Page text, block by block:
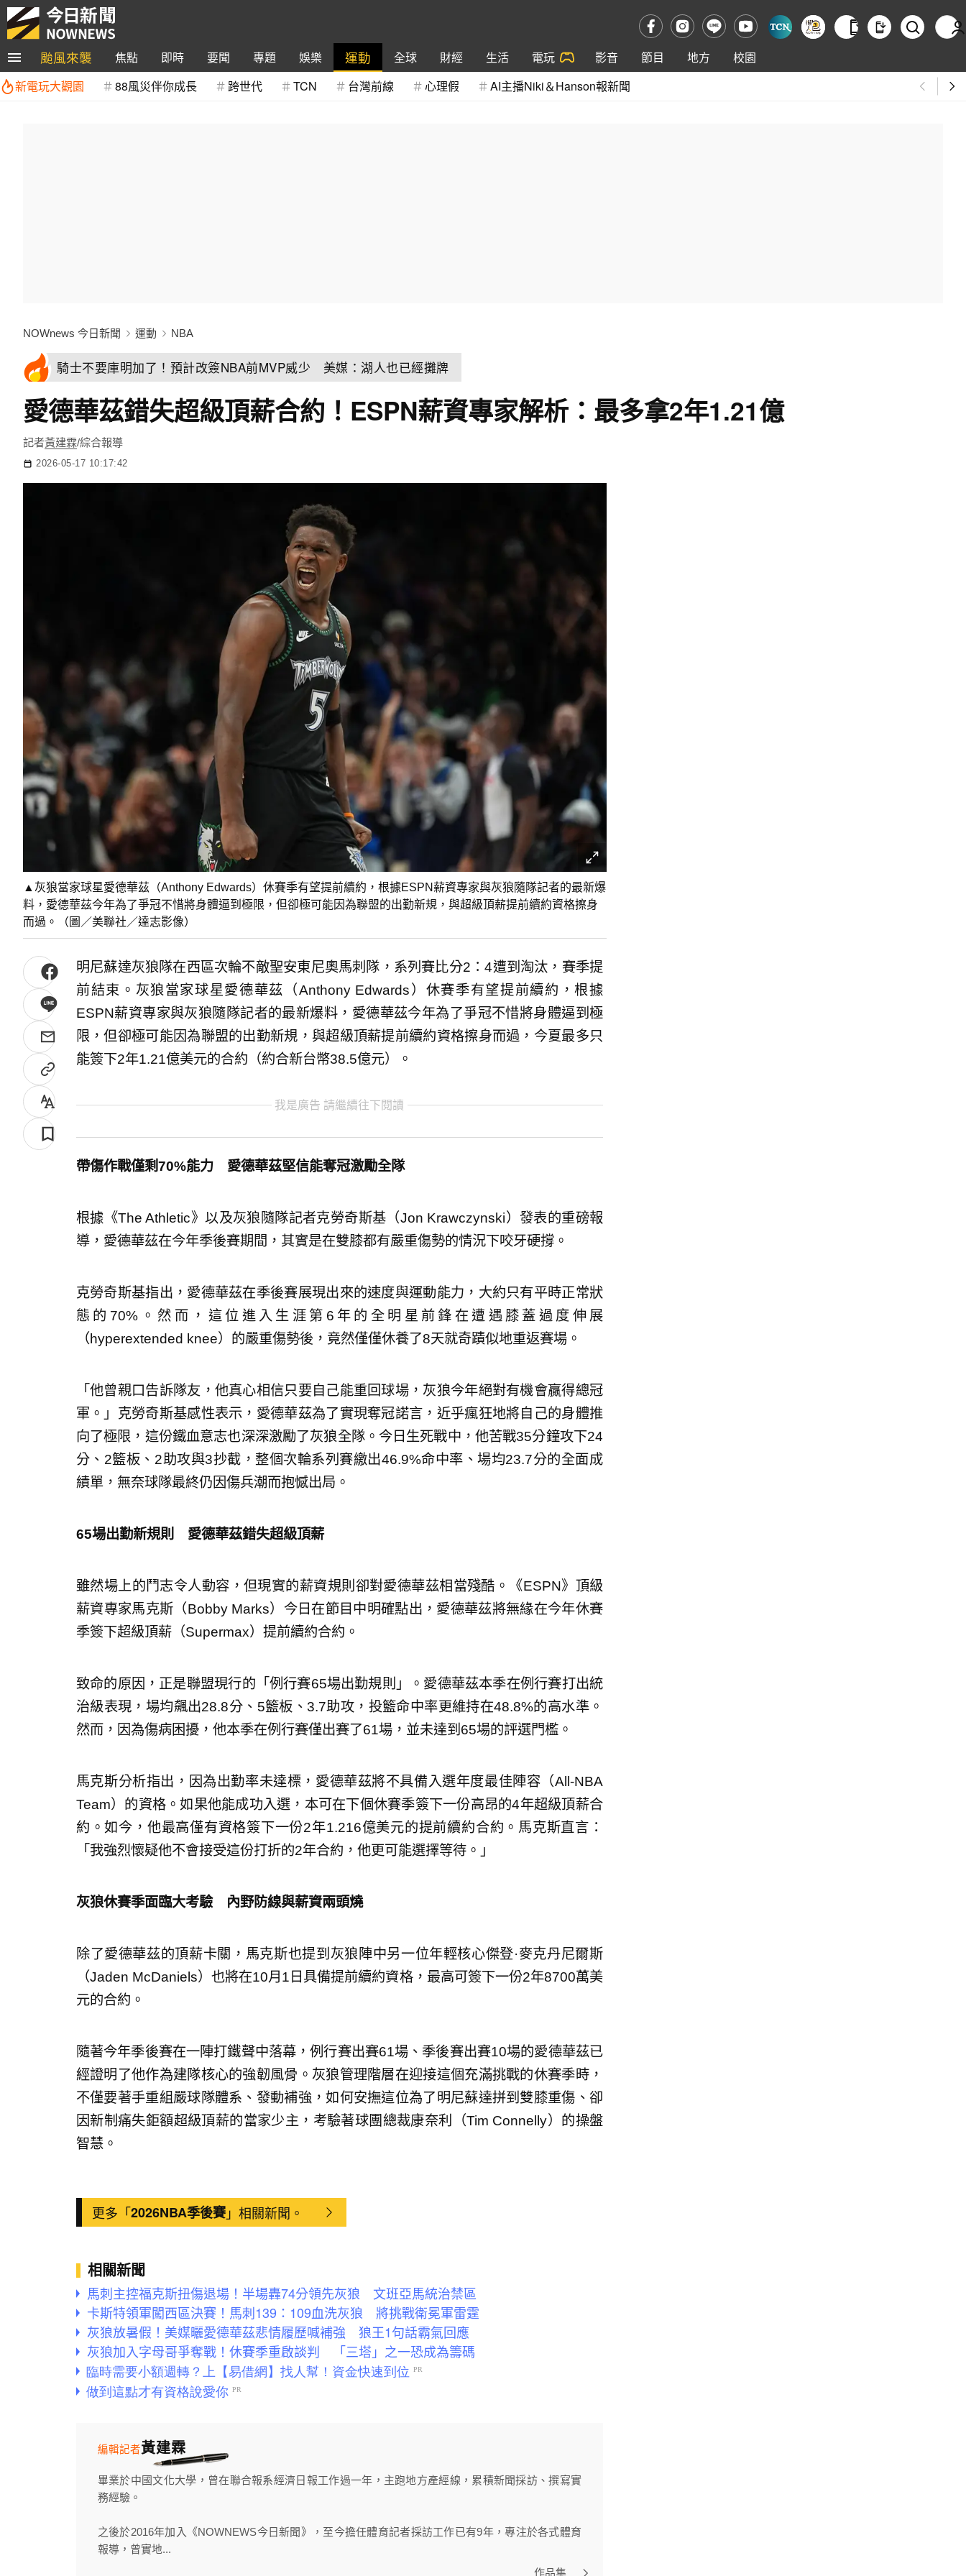
颱風來襲 焦點 即時 要聞 專題 娛樂 運動 全球 財經 生活 電玩 影音 節目 地方
校園
新電玩大觀園
88風災伴你成長 跨世代 TCN 台灣前線 心理假 AI主播Niki＆Hanson報新聞
NOWnews 今日新聞 運動 NBA
騎士不要庫明加了！預計改簽NBA前MVP威少 美媒：湖人也已經攤牌
愛德華茲錯失超級頂薪合約！ESPN薪資專家解析：最多拿2年1.21億
記者黃建霖/綜合報導
2026-05-17 10:17:42
▲灰狼當家球星愛德華茲（Anthony Edwards）休賽季有望提前續約，根據ESPN薪資專家與灰狼隨隊記者的最新爆
料，愛德華茲今年為了爭冠不惜將身體逼到極限，但卻極可能因為聯盟的出勤新規，與超級頂薪提前續約資格擦身
而過。（圖／美聯社／達志影像）
明尼蘇達灰狼隊在西區次輪不敵聖安東尼奧馬刺隊，系列賽比分2：4遭到淘汰，賽季提
前結束。灰狼當家球星愛德華茲（Anthony Edwards）休賽季有望提前續約，根據
ESPN薪資專家與灰狼隨隊記者的最新爆料，愛德華茲今年為了爭冠不惜將身體逼到極
限，但卻極可能因為聯盟的出勤新規，與超級頂薪提前續約資格擦身而過，今夏最多只
能簽下2年1.21億美元的合約（約合新台幣38.5億元）。
我是廣告 請繼續往下閱讀
帶傷作戰僅剩70%能力 愛德華茲堅信能奪冠激勵全隊
根據《The Athletic》以及灰狼隨隊記者克勞奇斯基（Jon Krawczynski）發表的重磅報
導，愛德華茲在今年季後賽期間，其實是在雙膝都有嚴重傷勢的情況下咬牙硬撐。
克勞奇斯基指出，愛德華茲在季後賽展現出來的速度與運動能力，大約只有平時正常狀
態的70%。然而，這位進入生涯第6年的全明星前鋒在遭遇膝蓋過度伸展
（hyperextended knee）的嚴重傷勢後，竟然僅僅休養了8天就奇蹟似地重返賽場。
「他曾親口告訴隊友，他真心相信只要自己能重回球場，灰狼今年絕對有機會贏得總冠
軍。」克勞奇斯基感性表示，愛德華茲為了實現奪冠諾言，近乎瘋狂地將自己的身體推
向了極限，這份鐵血意志也深深激勵了灰狼全隊。今日生死戰中，他苦戰35分鐘攻下24
分、2籃板、2助攻與3抄截，整個次輪系列賽繳出46.9%命中率、場均23.7分的全面成
績單，無奈球隊最終仍因傷兵潮而抱憾出局。
65場出勤新規則 愛德華茲錯失超級頂薪
雖然場上的鬥志令人動容，但現實的薪資規則卻對愛德華茲相當殘酷。《ESPN》頂級
薪資專家馬克斯（Bobby Marks）今日在節目中明確點出，愛德華茲將無緣在今年休賽
季簽下超級頂薪（Supermax）提前續約合約。
致命的原因，正是聯盟現行的「例行賽65場出勤規則」。愛德華茲本季在例行賽打出統
治級表現，場均飆出28.8分、5籃板、3.7助攻，投籃命中率更維持在48.8%的高水準。
然而，因為傷病困擾，他本季在例行賽僅出賽了61場，並未達到65場的評選門檻。
馬克斯分析指出，因為出勤率未達標，愛德華茲將不具備入選年度最佳陣容（All-NBA
Team）的資格。如果他能成功入選，本可在下個休賽季簽下一份高昂的4年超級頂薪合
約。如今，他最高僅有資格簽下一份2年1.216億美元的提前續約合約。馬克斯直言：
「我強烈懷疑他不會接受這份打折的2年合約，他更可能選擇等待。」
灰狼休賽季面臨大考驗 內野防線與薪資兩頭燒
除了愛德華茲的頂薪卡關，馬克斯也提到灰狼陣中另一位年輕核心傑登·麥克丹尼爾斯
（Jaden McDaniels）也將在10月1日具備提前續約資格，最高可簽下一份2年8700萬美
元的合約。
隨著今年季後賽在一陣打鐵聲中落幕，例行賽出賽61場、季後賽出賽10場的愛德華茲已
經證明了他作為建隊核心的強韌風骨。灰狼管理階層在迎接這個充滿挑戰的休賽季時，
不僅要著手重組嚴球隊體系、發動補強，如何安撫這位為了明尼蘇達拼到雙膝重傷、卻
因新制痛失鉅額超級頂薪的當家少主，考驗著球團總裁康奈利（Tim Connelly）的操盤
智慧。
更多「2026NBA季後賽」相關新聞。
相關新聞
馬刺主控福克斯扭傷退場！半場轟74分領先灰狼 文班亞馬統治禁區
卡斯特領軍闖西區決賽！馬刺139：109血洗灰狼 將挑戰衛冕軍雷霆
灰狼放暑假！美媒曬愛德華茲悲情履歷喊補強 狼王1句話霸氣回應
灰狼加入字母哥爭奪戰！休賽季重啟談判 「三塔」之一恐成為籌碼
黃建霖
編輯記者
畢業於中國文化大學，曾在聯合報系經濟日報工作過一年，主跑地方產經線，累積新聞採訪、撰寫實
務經驗。
之後於2016年加入《NOWNEWS今日新聞》，至今擔任體育記者採訪工作已有9年，專注於各式體育
報導，曾實地...
作品集